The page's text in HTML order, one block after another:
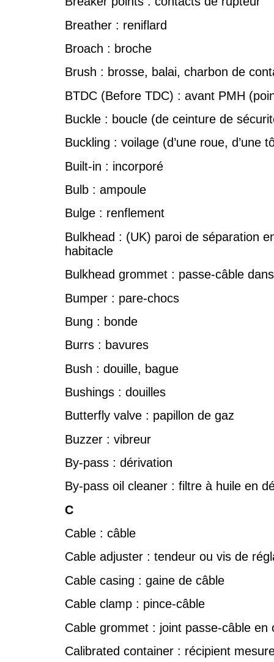
Breather : reniflard
Broach : broche
Brush : brosse, balai, charbon de
BTDC (Before TDC) : avant PMH
Buckle : boucle (de ceinture de
Buckling : voilage (d’une roue, d’une
Built-in : incorporé
Bulb : ampoule
Bulge : renflement
Bulkhead : (UK) paroi de séparation
habitacle
Bulkhead grommet : passe-câble
Bumper : pare-chocs
Bung : bonde
Burrs : bavures
Bush : douille, bague
Bushings : douilles
Butterfly valve : papillon de gaz
Buzzer : vibreur
By-pass : dérivation
By-pass oil cleaner : filtre à huile en
C
Cable : câble
Cable adjuster : tendeur ou vis de
Cable casing : gaine de câble
Cable clamp : pince-câble
Cable grommet : joint passe-câble en
Calibrated container : récipient